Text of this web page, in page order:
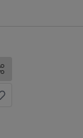
Compartir